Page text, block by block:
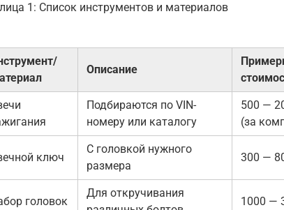
1: Список инструментов и материалов
Описание
Подбираются по VIN-
номеру или каталогу
500 —
(за
ключ
С головкой нужного
размера
300 —
головок
Для откручивания
1000 —